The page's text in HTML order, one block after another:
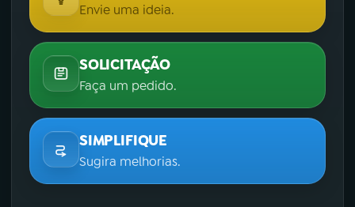
Envie uma ideia.
SOLICITAÇÃO
Faça um pedido.
SIMPLIFIQUE
Sugira melhorias.